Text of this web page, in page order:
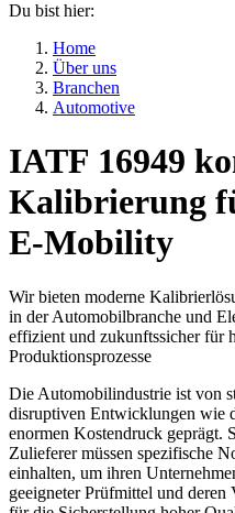
Du bist hier:
Home
Über uns
Branchen
Automotive
IATF 16949
Kalibrierung
E-Mobility
Wir bieten moderne
in der Automobilbranche und
effizient und zukunftssicher für
Produktionsprozesse
Die Automobilindustrie ist von
disruptiven Entwicklungen wie
enormen Kostendruck geprägt.
Zulieferer müssen spezifische
einhalten, um ihren
geeigneter Prüfmittel und